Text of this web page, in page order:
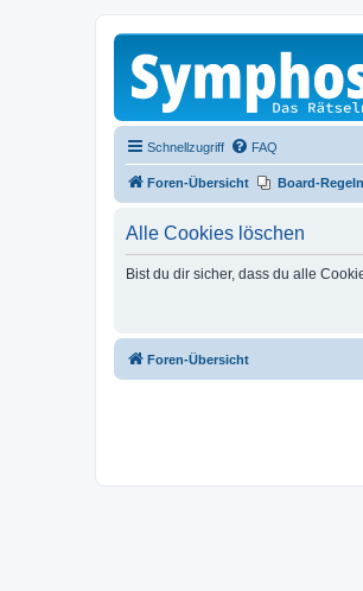
Schnellzugriff FAQ
Foren-Übersicht Board-Regeln
Alle Cookies löschen
Bist du dir sicher, dass du alle
Foren-Übersicht